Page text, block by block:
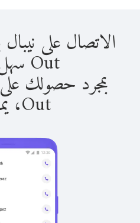
Out سهل للغاية.
Out، يمكنك: